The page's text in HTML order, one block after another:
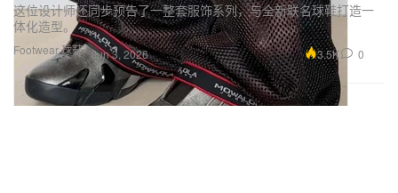
Footwear 球鞋
这位设计师还同步预告了一整套服饰系列，与全新联名球鞋打造一
体化造型。
Jun 3, 2026 3.5K 0